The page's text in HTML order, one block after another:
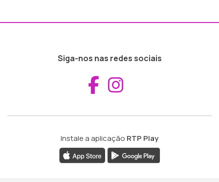
Siga-nos nas redes sociais
Aceder ao
Instale a aplicação RTP Play